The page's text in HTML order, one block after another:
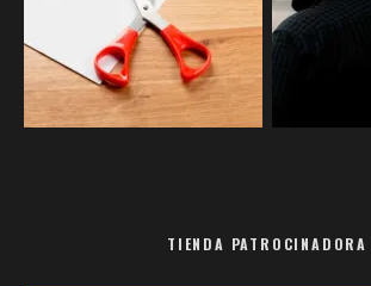
TIENDA PATROCINADORA